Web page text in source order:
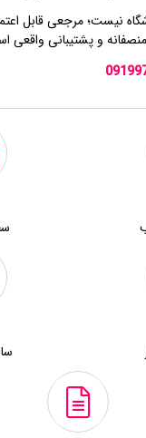
نیست؛ مرجعی قابل
و پشتیبانی واقعی